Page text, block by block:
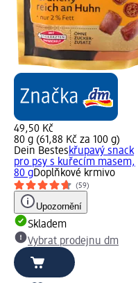
49,50 Kč
80 g (61,88 Kč za 100 g)
Dein Besteskřupavý snack
pro psy s kuřecím masem,
80 gDoplňkové krmivo
(59)
Upozornění
Skladem
Vybrat prodejnu dm